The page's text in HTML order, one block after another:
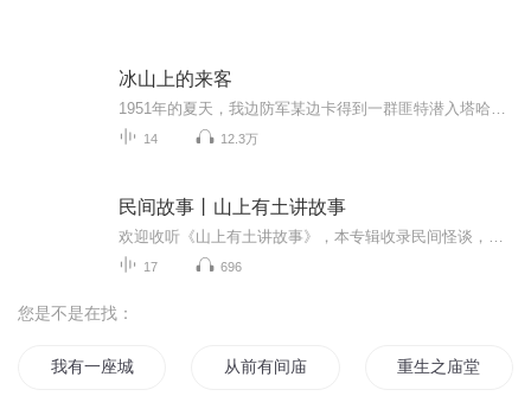
冰山上的来客
14 12.3万
民间故事丨山上有土讲故事
17 696
您是不是在找：
我有一座城隍庙 从前有间庙 重生之庙堂